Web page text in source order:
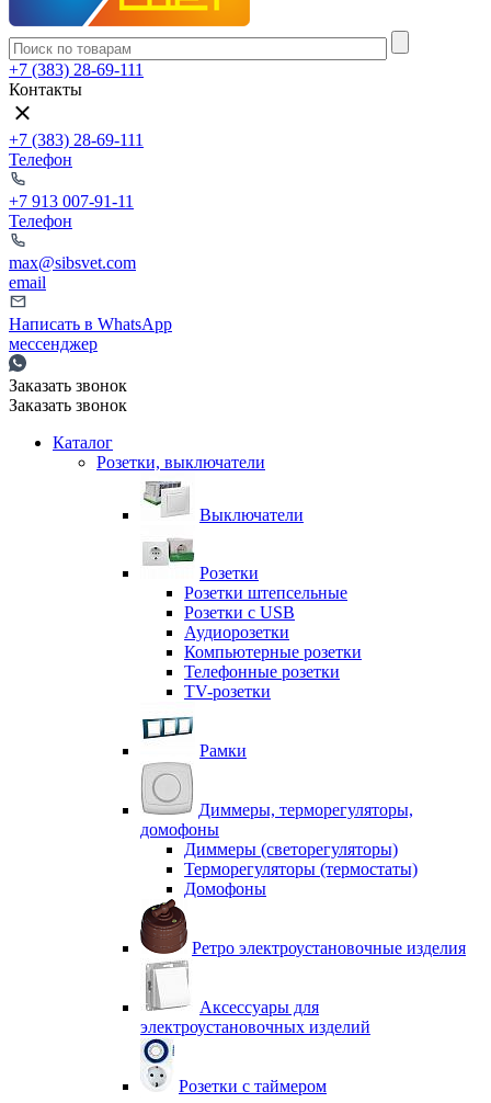
+7 (383) 28-69-111
Контакты
+7 (383) 28-69-111
Телефон
+7 913 007-91-11
Телефон
max@sibsvet.com
email
Написать в WhatsApp
мессенджер
Заказать звонок
Заказать звонок
Каталог
Розетки, выключатели
Выключатели
Розетки
Розетки штепсельные
Розетки с USB
Аудиорозетки
Компьютерные розетки
Телефонные розетки
TV-розетки
Рамки
Диммеры, терморегуляторы,
домофоны
Диммеры (светорегуляторы)
Терморегуляторы (термостаты)
Домофоны
Ретро электроустановочные изделия
Аксессуары для
электроустановочных изделий
Розетки с таймером